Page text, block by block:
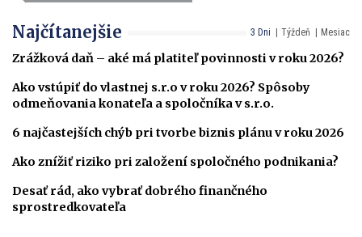
3 Dni Týždeň Mesiac
Najčítanejšie
Zrážková daň – aké má platiteľ povinnosti v roku 2026?
Ako vstúpiť do vlastnej s.r.o v roku 2026? Spôsoby
odmeňovania konateľa a spoločníka v s.r.o.
6 najčastejších chýb pri tvorbe biznis plánu v roku 2026
Ako znížiť riziko pri založení spoločného podnikania?
Desať rád, ako vybrať dobrého finančného
sprostredkovateľa